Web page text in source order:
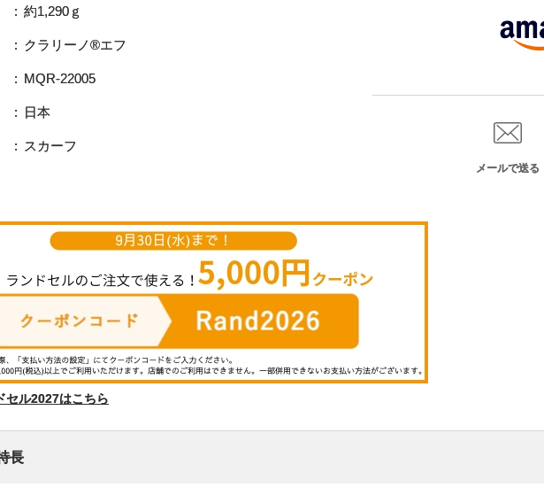
メールで送る
約1,290ｇ
クラリーノ®エフ
MQR-22005
日本
スカーフ
セル2027はこちら
長